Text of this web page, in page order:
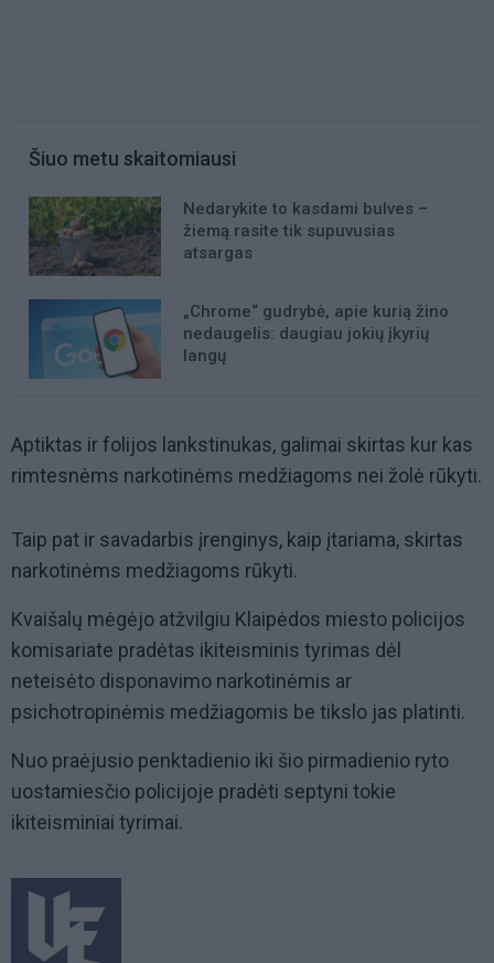
Šiuo metu skaitomiausi
Nedarykite to kasdami bulves –
žiemą rasite tik supuvusias
atsargas
„Chrome“ gudrybė, apie kurią žino
nedaugelis: daugiau jokių įkyrių
langų
Aptiktas ir folijos lankstinukas, galimai skirtas kur kas
rimtesnėms narkotinėms medžiagoms nei žolė rūkyti.
Taip pat ir savadarbis įrenginys, kaip įtariama, skirtas
narkotinėms medžiagoms rūkyti.
Kvaišalų mėgėjo atžvilgiu Klaipėdos miesto policijos
komisariate pradėtas ikiteisminis tyrimas dėl
neteisėto disponavimo narkotinėmis ar
psichotropinėmis medžiagomis be tikslo jas platinti.
Nuo praėjusio penktadienio iki šio pirmadienio ryto
uostamiesčio policijoje pradėti septyni tokie
ikiteisminiai tyrimai.